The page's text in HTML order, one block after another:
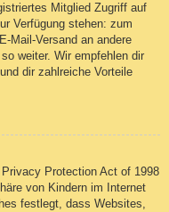
Mitglied Zugriff auf
Verfügung stehen: zum
Mail-Versand an andere
weiter. Wir empfehlen dir
dir zahlreiche Vorteile
Protection Act of 1998
von Kindern im Internet
festlegt, dass Websites,